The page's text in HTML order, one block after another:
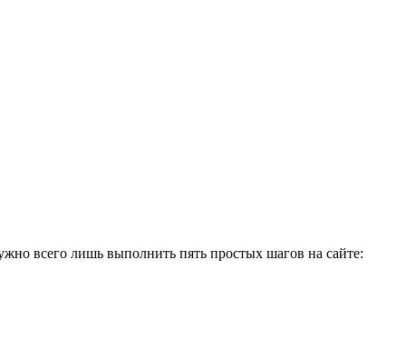
всего лишь выполнить пять простых шагов на сайте: